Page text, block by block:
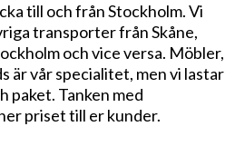
till och från Stockholm. Vi
transporter från Skåne,
och vice versa. Möbler,
är vår specialitet, men vi lastar
paket. Tanken med
priset till er kunder.